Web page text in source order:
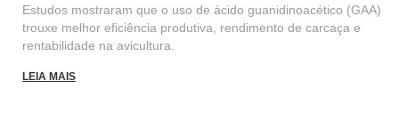
Estudos mostraram que o uso de ácido guanidinoacético (GAA)
trouxe melhor eficiência produtiva, rendimento de carcaça e
rentabilidade na avicultura.
LEIA MAIS